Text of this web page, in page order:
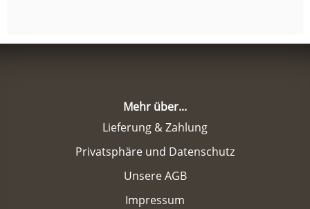
Mehr über...
Lieferung & Zahlung
Privatsphäre und Datenschutz
Unsere AGB
Impressum